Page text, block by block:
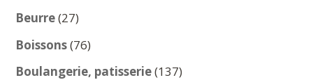
Beurre 2727
produits
Boissons 7676
produits
Boulangerie, patisserie 137137